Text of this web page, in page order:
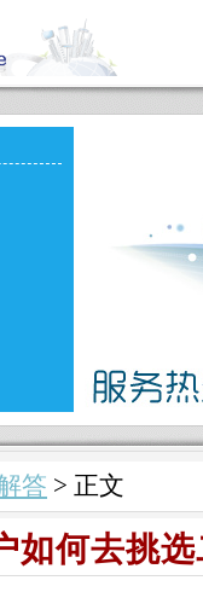
答 > 正文
如何去挑